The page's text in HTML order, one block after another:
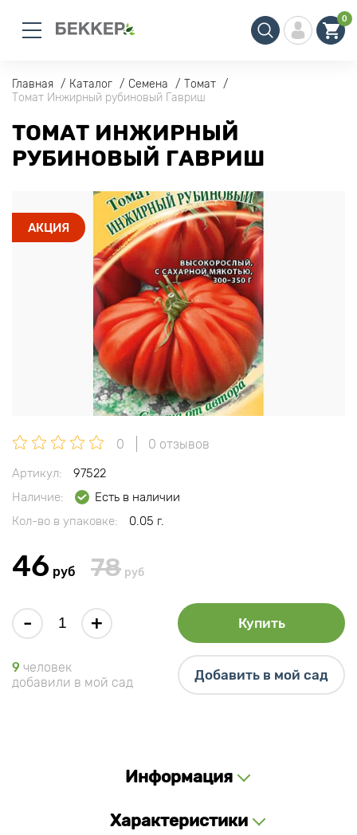
0
Главная Каталог Семена
Томат
Томат Инжирный рубиновый Гавриш
ТОМАТ ИНЖИРНЫЙ
РУБИНОВЫЙ ГАВРИШ
АКЦИЯ
0 0 отзывов
Артикул:
97522
Наличие:
Есть в наличии
Кол-во в упаковке:
0.05 г.
46 руб 78 руб
- + Купить
9 человек
добавили в мой сад
Добавить в мой сад
Информация
Характеристики